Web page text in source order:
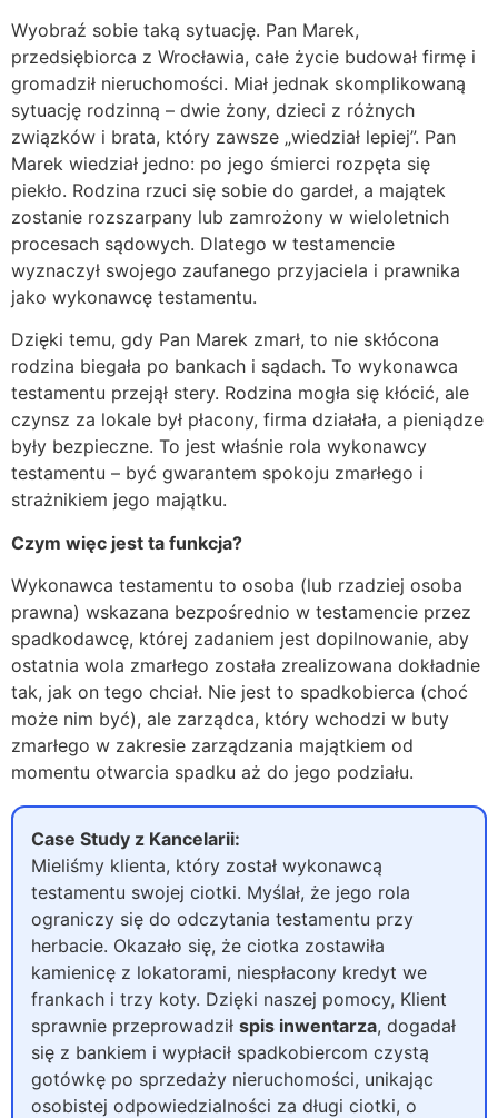
Wyobraź sobie taką sytuację. Pan Marek,
przedsiębiorca z Wrocławia, całe życie budował firmę i
gromadził nieruchomości. Miał jednak skomplikowaną
sytuację rodzinną – dwie żony, dzieci z różnych
związków i brata, który zawsze „wiedział lepiej”. Pan
Marek wiedział jedno: po jego śmierci rozpęta się
piekło. Rodzina rzuci się sobie do gardeł, a majątek
zostanie rozszarpany lub zamrożony w wieloletnich
procesach sądowych. Dlatego w testamencie
wyznaczył swojego zaufanego przyjaciela i prawnika
jako wykonawcę testamentu.
Dzięki temu, gdy Pan Marek zmarł, to nie skłócona
rodzina biegała po bankach i sądach. To wykonawca
testamentu przejął stery. Rodzina mogła się kłócić, ale
czynsz za lokale był płacony, firma działała, a pieniądze
były bezpieczne. To jest właśnie rola wykonawcy
testamentu – być gwarantem spokoju zmarłego i
strażnikiem jego majątku.
Czym więc jest ta funkcja?
Wykonawca testamentu to osoba (lub rzadziej osoba
prawna) wskazana bezpośrednio w testamencie przez
spadkodawcę, której zadaniem jest dopilnowanie, aby
ostatnia wola zmarłego została zrealizowana dokładnie
tak, jak on tego chciał. Nie jest to spadkobierca (choć
może nim być), ale zarządca, który wchodzi w buty
zmarłego w zakresie zarządzania majątkiem od
momentu otwarcia spadku aż do jego podziału.
Case Study z Kancelarii:
Mieliśmy klienta, który został wykonawcą
testamentu swojej ciotki. Myślał, że jego rola
ograniczy się do odczytania testamentu przy
herbacie. Okazało się, że ciotka zostawiła
kamienicę z lokatorami, niespłacony kredyt we
frankach i trzy koty. Dzięki naszej pomocy, Klient
sprawnie przeprowadził spis inwentarza, dogadał
się z bankiem i wypłacił spadkobiercom czystą
gotówkę po sprzedaży nieruchomości, unikając
osobistej odpowiedzialności za długi ciotki, o